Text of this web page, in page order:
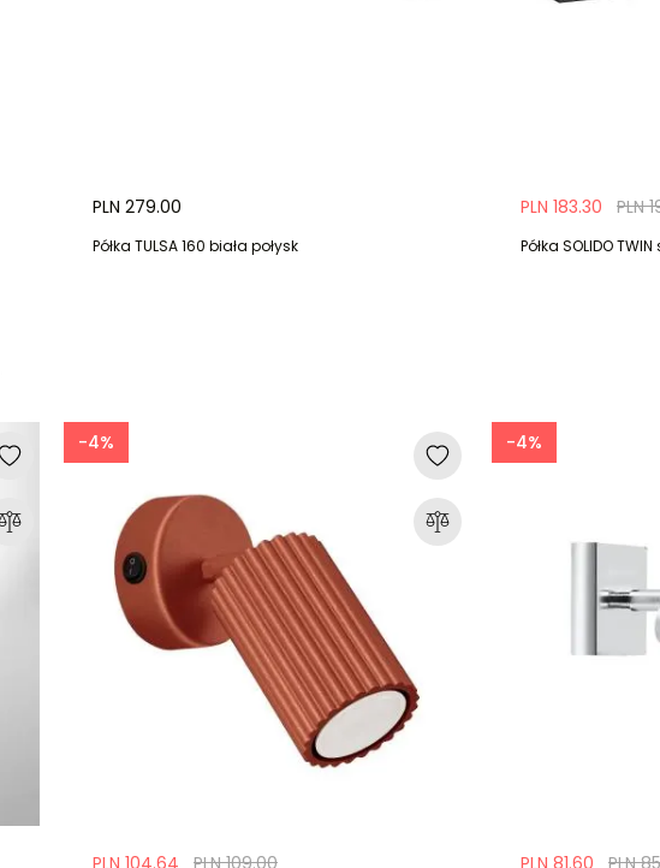
PLN 279.00
Półka TULSA 160 biała połysk
PLN
PLN 183.30
Półka SOLIDO
-4%
PLN 109.00
PLN 104.64
-4%
PLN
PLN 81.60